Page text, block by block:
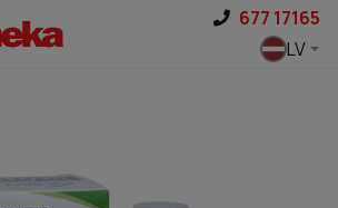
677 17165
LV